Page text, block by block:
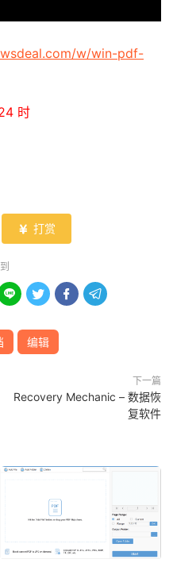
w/win-pdf-
时
 打赏
   
编辑
下一篇
Recovery Mechanic – 数据恢
复软件